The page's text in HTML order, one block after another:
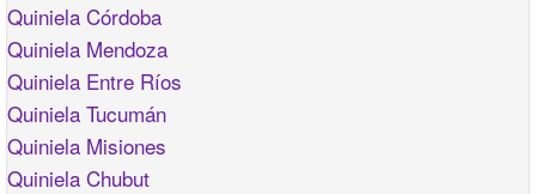
Quiniela Córdoba
Quiniela Mendoza
Quiniela Entre Ríos
Quiniela Tucumán
Quiniela Misiones
Quiniela Chubut